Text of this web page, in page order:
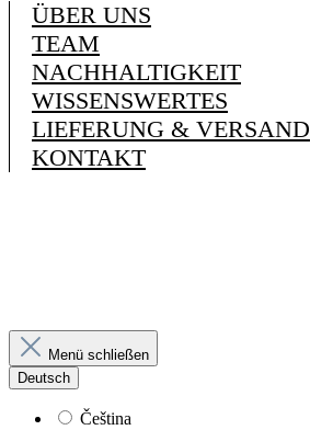
ÜBER UNS
TEAM
NACHHALTIGKEIT
WISSENSWERTES
LIEFERUNG & VERSAND
KONTAKT
Menü schließen
Deutsch
Čeština